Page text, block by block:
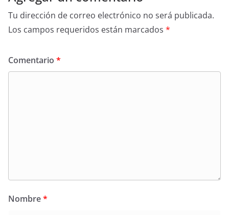
Tu dirección de correo electrónico no será publicada.
Los campos requeridos están marcados *
Comentario *
Nombre*